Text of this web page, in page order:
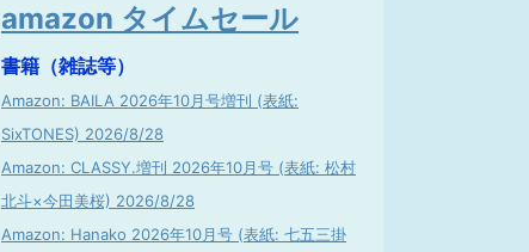
amazon タイムセール
書籍（雑誌等）
Amazon: BAILA 2026年10月号増刊 (表紙:
SixTONES) 2026/8/28
Amazon: CLASSY.増刊 2026年10月号 (表紙: 松村
北斗×今田美桜) 2026/8/28
Amazon: Hanako 2026年10月号 (表紙: 七五三掛